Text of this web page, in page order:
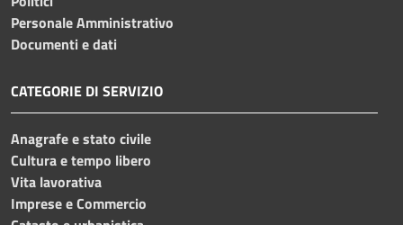
Personale Amministrativo
Documenti e dati
CATEGORIE DI SERVIZIO
Anagrafe e stato civile
Cultura e tempo libero
Vita lavorativa
Imprese e Commercio